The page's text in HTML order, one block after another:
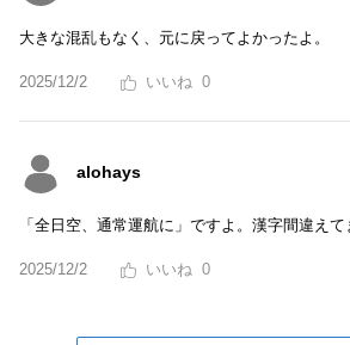
大きな混乱もなく、元に戻ってよかったよ。
2025/12/2 0
alohays
「全日空、通常運航に」ですよ。漢字間違えて
2025/12/2 0